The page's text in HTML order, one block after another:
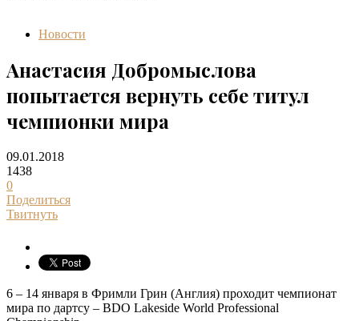
Новости
Анастасия Добромыслова
попытается вернуть себе титул
чемпионки мира
09.01.2018
1438
0
Поделиться
Твитнуть
6 – 14 января в Фримли Грин (Англия) проходит чемпионат
мира по дартсу – BDO Lakeside World Professional